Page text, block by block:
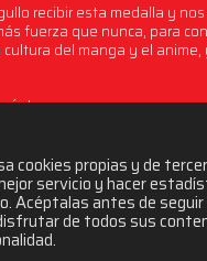
recibir esta medalla y
fuerza que nunca, para
del manga y el anime,
cookies propias y de
servicio y hacer
Acéptalas antes de
de todos sus